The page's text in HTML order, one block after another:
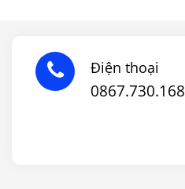
Điện thoại
0867.730.168